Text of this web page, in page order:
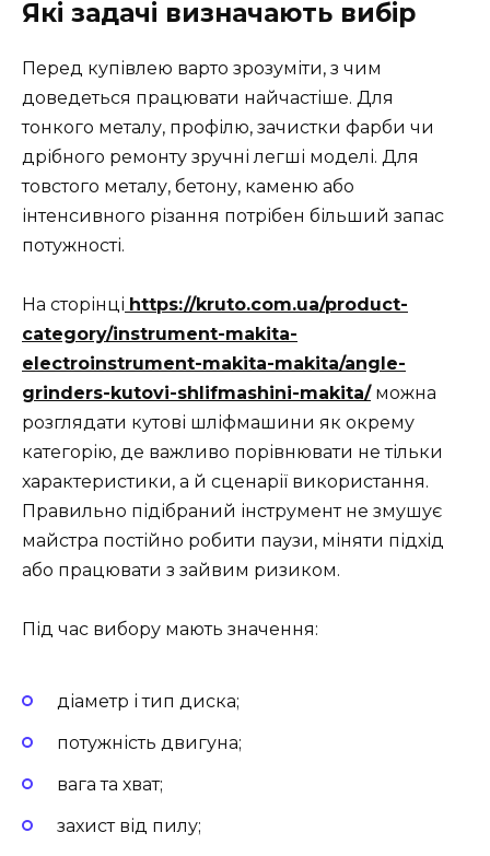
Які задачі визначають вибір
Перед купівлею варто зрозуміти, з чим
доведеться працювати найчастіше. Для
тонкого металу, профілю, зачистки фарби чи
дрібного ремонту зручні легші моделі. Для
товстого металу, бетону, каменю або
інтенсивного різання потрібен більший запас
потужності.
На сторінці https://kruto.com.ua/product-
category/instrument-makita-
electroinstrument-makita-makita/angle-
grinders-kutovi-shlifmashini-makita/можна
розглядати кутові шліфмашини як окрему
категорію, де важливо порівнювати не тільки
характеристики, а й сценарії використання.
Правильно підібраний інструмент не змушує
майстра постійно робити паузи, міняти підхід
або працювати з зайвим ризиком.
Під час вибору мають значення:
діаметр і тип диска;
потужність двигуна;
вага та хват;
захист від пилу;